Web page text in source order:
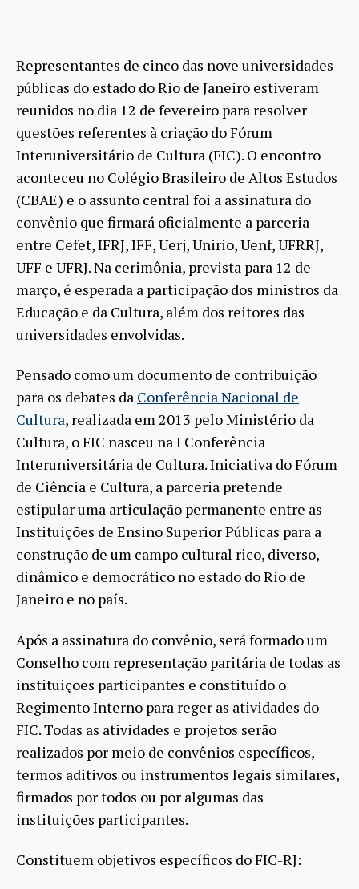
Representantes de cinco das nove universidades
públicas do estado do Rio de Janeiro estiveram
reunidos no dia 12 de fevereiro para resolver
questões referentes à criação do Fórum
Interuniversitário de Cultura (FIC). O encontro
aconteceu no Colégio Brasileiro de Altos Estudos
(CBAE) e o assunto central foi a assinatura do
convênio que firmará oficialmente a parceria
entre Cefet, IFRJ, IFF, Uerj, Unirio, Uenf, UFRRJ,
UFF e UFRJ. Na cerimônia, prevista para 12 de
março, é esperada a participação dos ministros da
Educação e da Cultura, além dos reitores das
universidades envolvidas.
Pensado como um documento de contribuição
para os debates da Conferência Nacional de
Cultura, realizada em 2013 pelo Ministério da
Cultura, o FIC nasceu na I Conferência
Interuniversitária de Cultura. Iniciativa do Fórum
de Ciência e Cultura, a parceria pretende
estipular uma articulação permanente entre as
Instituições de Ensino Superior Públicas para a
construção de um campo cultural rico, diverso,
dinâmico e democrático no estado do Rio de
Janeiro e no país.
Após a assinatura do convênio, será formado um
Conselho com representação paritária de todas as
instituições participantes e constituído o
Regimento Interno para reger as atividades do
FIC. Todas as atividades e projetos serão
realizados por meio de convênios específicos,
termos aditivos ou instrumentos legais similares,
firmados por todos ou por algumas das
instituições participantes.
Constituem objetivos específicos do FIC-RJ: